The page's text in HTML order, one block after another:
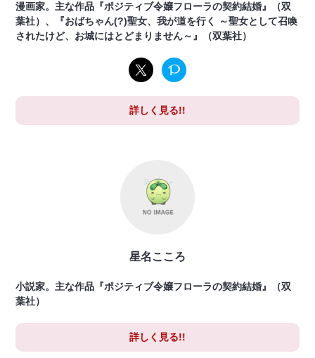
漫画家。主な作品『ポジティブ令嬢フローラの契約結婚』（双
葉社）、『おばちゃん(?)聖女、我が道を行く ～聖女として召喚
されたけど、お城にはとどまりません～』（双葉社）
詳しく見る!!
星名こころ
小説家。主な作品『ポジティブ令嬢フローラの契約結婚』（双
葉社）
詳しく見る!!